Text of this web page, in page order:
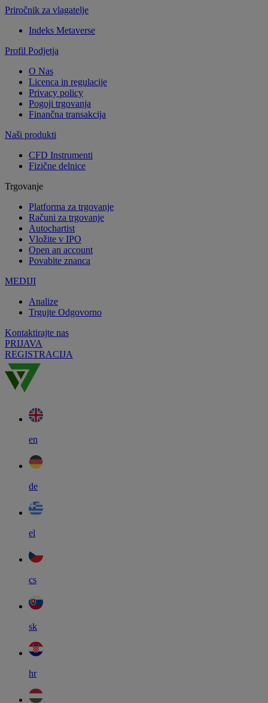
Priročnik za vlagatelje
Indeks Metaverse
Profil Podjetja
O Nas
Licenca in regulacije
Privacy policy
Pogoji trgovanja
Finančna transakcija
Naši produkti
CFD Instrumenti
Fizične delnice
Trgovanje
Platforma za trgovanje
Računi za trgovanje
Autochartist
Vložite v IPO
Open an account
Povabite znanca
MEDIJI
Analize
Trgujte Odgovorno
Kontaktirajte nas
PRIJAVA
REGISTRACIJA
en
de
el
cs
sk
hr